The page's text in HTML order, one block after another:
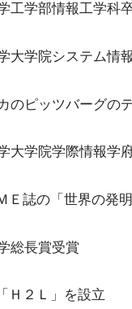
工学部情報工学科
大学院システム情
のピッツバーグの
大学院学際情報学
Ｅ誌の「世界の発
総長賞受賞
Ｈ２Ｌ」を設立